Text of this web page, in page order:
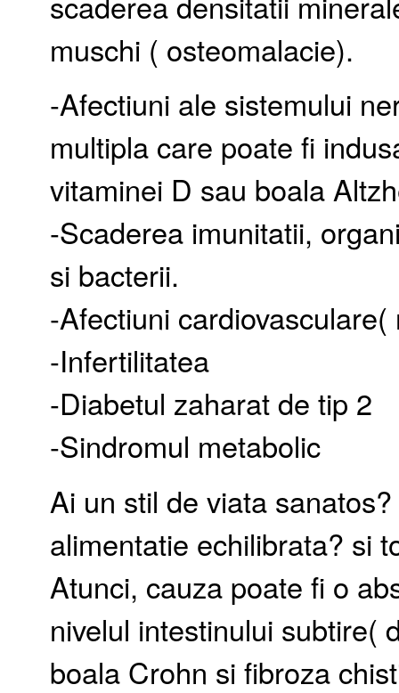
muschi ( osteomalacie).
-Afectiuni ale sistemului
multipla care poate fi
vitaminei D sau boala
-Scaderea imunitatii,
si bacterii.
-Afectiuni
-Infertilitatea
-Diabetul zaharat de tip 2
-Sindromul metabolic
Ai un stil de viata
alimentatie echilibrata? si
Atunci, cauza poate fi o
nivelul intestinului subtire(
boala Crohn si fibroza